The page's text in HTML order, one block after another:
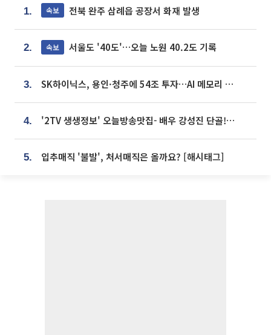
1. 속보 전북 완주 삼례읍 공장서 화재 발생
2. 속보 서울도 '40도'…오늘 노원 40.2도 기록
3. SK하이닉스, 용인·청주에 54조 투자…AI 메모리 생산기지 키운다
4. '2TV 생생정보' 오늘방송맛집- 배우 강성진 단골! 쌀국수ㆍ푸팟퐁 커리 맛집 '블○○○'
5. 입추매직 '불발', 처서매직은 올까요? [해시태그]